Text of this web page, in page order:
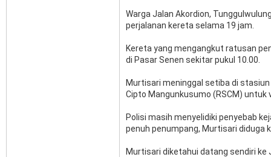
Warga Jalan Akordion,
perjalanan kereta selama 19 jam.
Kereta yang mengangkut ratusan
di Pasar Senen sekitar pukul 10.00.
Murtisari meninggal setiba di
Cipto Mangunkusumo (RSCM) untuk
Polisi masih menyelidiki penyebab
penuh penumpang, Murtisari diduga
Murtisari diketahui datang sendiri ke